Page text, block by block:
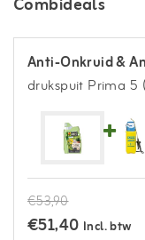
Anti-Onkruid &
drukspuit Prima 5
€53,90
€51,40 Incl. btw